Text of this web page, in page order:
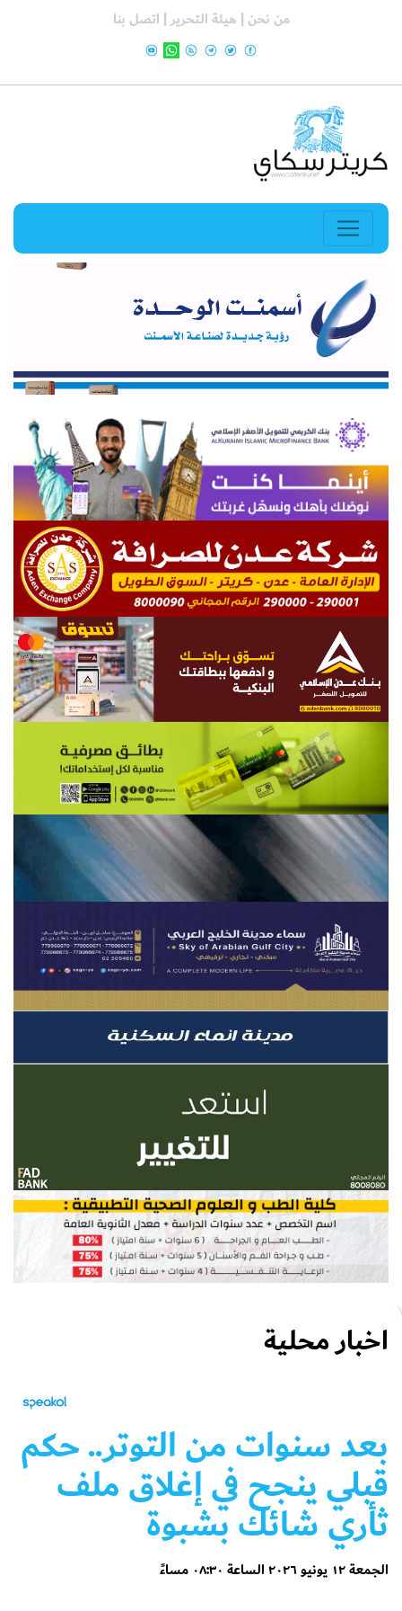
من نحن | هيئة التحرير | اتصل بنا
اخبار محلية
بعد سنوات من التوتر.. حكم
قبلي ينجح في إغلاق ملف
ثأري شائك بشبوة
الجمعة ١٢ يونيو ٢٠٢٦ الساعة ٠٨:٣٠ مساءً